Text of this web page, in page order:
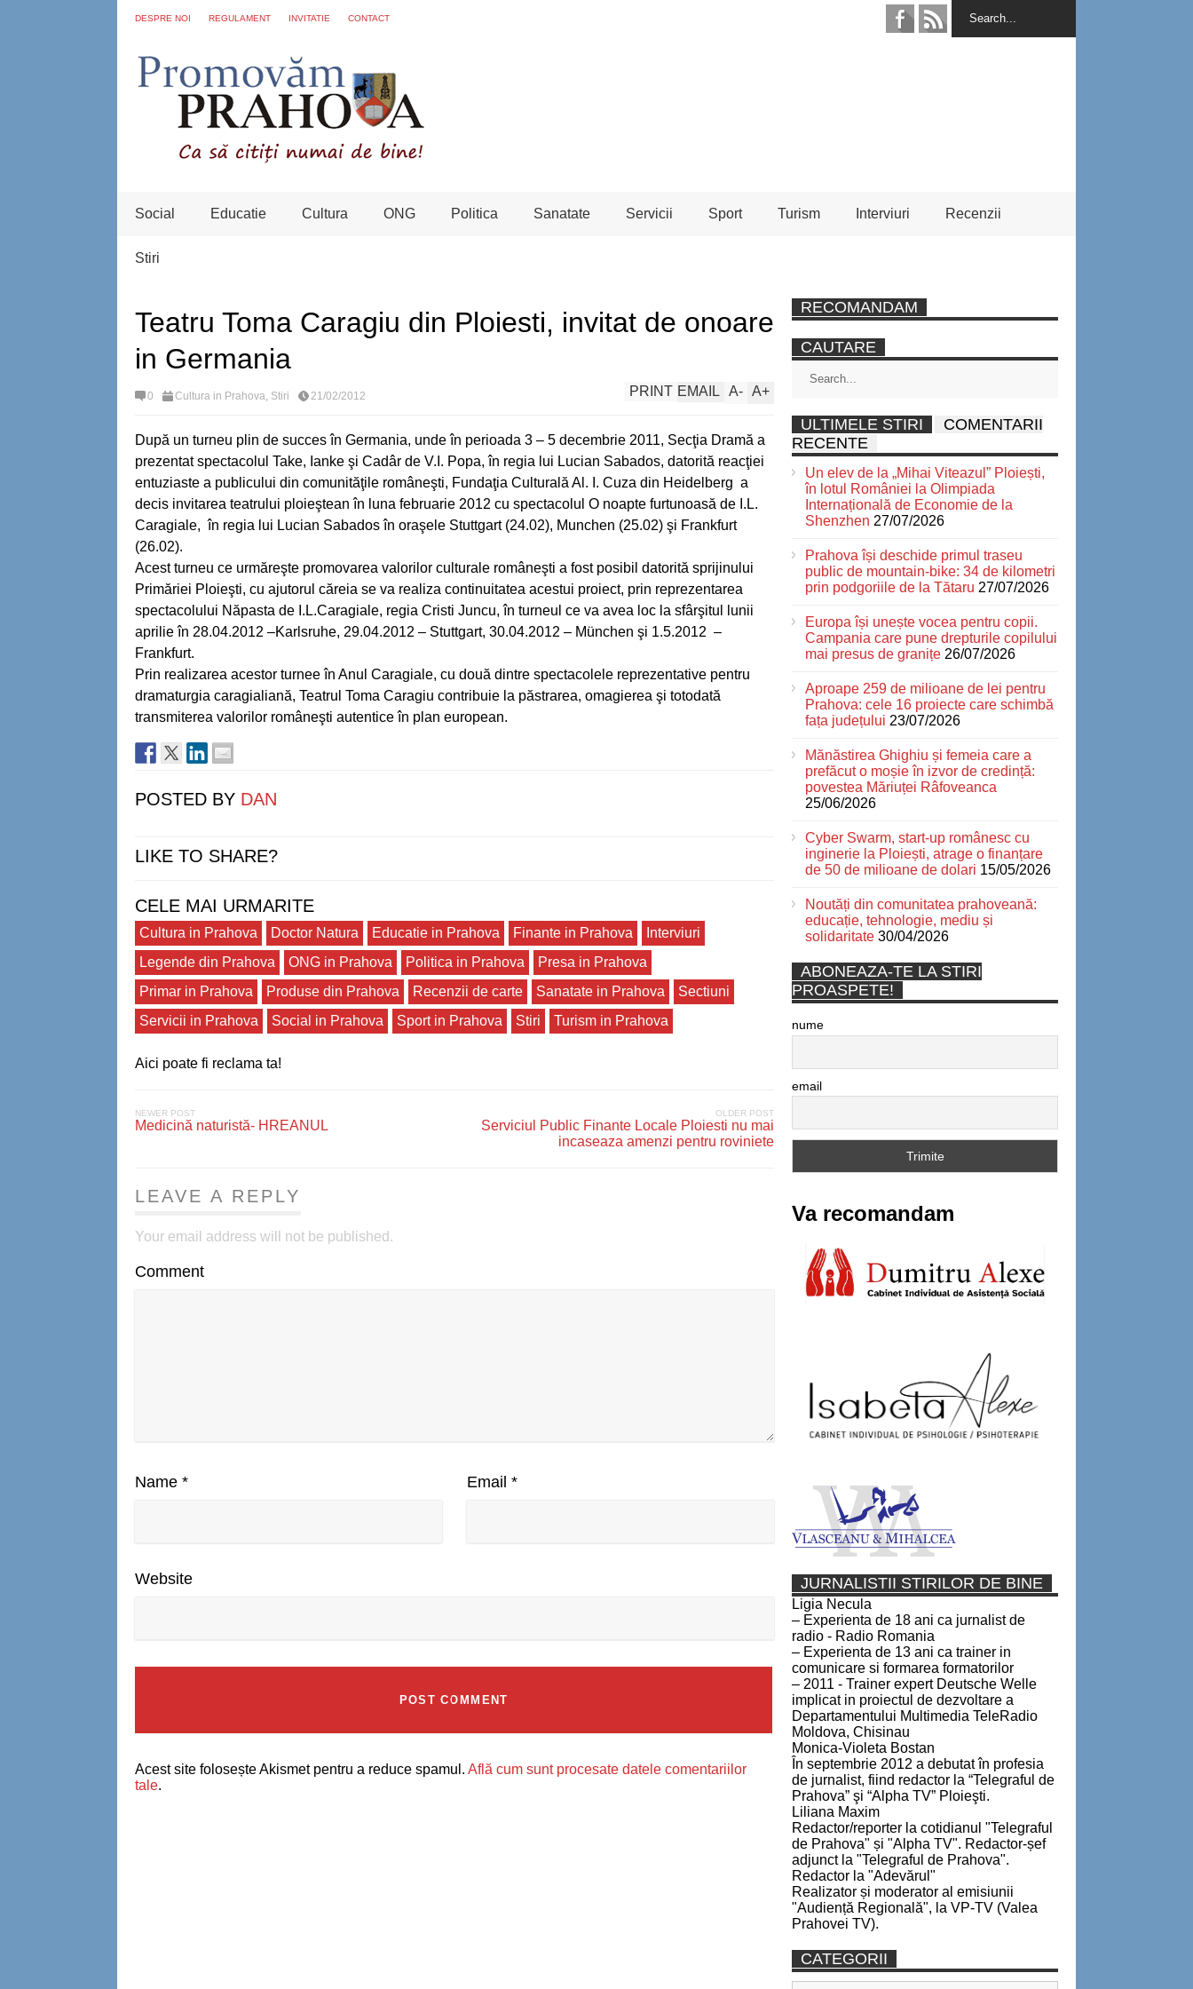
DESPRE NOI REGULAMENT INVITATIE CONTACT
Social Educatie Cultura ONG Politica Sanatate Servicii Sport Turism Interviuri Recenzii
Stiri
Teatru Toma Caragiu din Ploiesti, invitat de onoare
in Germania
0 Cultura in Prahova, Stiri 21/02/2012 A+
A-
EMAIL
PRINT
După un turneu plin de succes în Germania, unde în perioada 3 – 5 decembrie 2011, Secţia Dramă a
prezentat spectacolul Take, Ianke şi Cadâr de V.I. Popa, în regia lui Lucian Sabados, datorită reacţiei
entuziaste a publicului din comunităţile româneşti, Fundaţia Culturală Al. I. Cuza din Heidelberg a
decis invitarea teatrului ploieştean în luna februarie 2012 cu spectacolul O noapte furtunoasă de I.L.
Caragiale, în regia lui Lucian Sabados în oraşele Stuttgart (24.02), Munchen (25.02) şi Frankfurt
(26.02).
Acest turneu ce urmăreşte promovarea valorilor culturale româneşti a fost posibil datorită sprijinului
Primăriei Ploieşti, cu ajutorul căreia se va realiza continuitatea acestui proiect, prin reprezentarea
spectacolului Năpasta de I.L.Caragiale, regia Cristi Juncu, în turneul ce va avea loc la sfârşitul lunii
aprilie în 28.04.2012 –Karlsruhe, 29.04.2012 – Stuttgart, 30.04.2012 – München şi 1.5.2012 –
Frankfurt.
Prin realizarea acestor turnee în Anul Caragiale, cu două dintre spectacolele reprezentative pentru
dramaturgia caragialiană, Teatrul Toma Caragiu contribuie la păstrarea, omagierea şi totodată
transmiterea valorilor româneşti autentice în plan european.
POSTED BY DAN
LIKE TO SHARE?
CELE MAI URMARITE
Cultura in Prahova Doctor Natura Educatie in Prahova Finante in Prahova
Interviuri
Legende din Prahova
ONG in Prahova Politica in Prahova
Presa in Prahova
Primar in Prahova
Produse din Prahova Recenzii de carte Sanatate in Prahova
Sectiuni
Servicii in Prahova
Social in Prahova Sport in Prahova Stiri Turism in Prahova
Aici poate fi reclama ta!
NEWER POST
Medicină naturistă- HREANUL
OLDER POST
Serviciul Public Finante Locale Ploiesti nu mai
incaseaza amenzi pentru roviniete
LEAVE A REPLY
Your email address will not be published.
Comment
Name * Email*
Website
Acest site folosește Akismet pentru a reduce spamul. Află cum sunt procesate datele comentariilor
tale.
RECOMANDAM
CAUTARE
ULTIMELE STIRI
COMENTARII
RECENTE
Un elev de la „Mihai Viteazul” Ploiești,
în lotul României la Olimpiada
Internațională de Economie de la
Shenzhen 27/07/2026
Prahova își deschide primul traseu
public de mountain-bike: 34 de kilometri
prin podgoriile de la Tătaru 27/07/2026
Europa își unește vocea pentru copii.
Campania care pune drepturile copilului
mai presus de granițe 26/07/2026
Aproape 259 de milioane de lei pentru
Prahova: cele 16 proiecte care schimbă
fața județului 23/07/2026
Mănăstirea Ghighiu și femeia care a
prefăcut o moșie în izvor de credință:
povestea Măriuței Râfoveanca
25/06/2026
Cyber Swarm, start-up românesc cu
inginerie la Ploiești, atrage o finanțare
de 50 de milioane de dolari 15/05/2026
Noutăți din comunitatea prahoveană:
educație, tehnologie, mediu și
solidaritate 30/04/2026
ABONEAZA-TE LA STIRI
PROASPETE!
nume
email
Va recomandam
JURNALISTII STIRILOR DE BINE
Ligia Necula
– Experienta de 18 ani ca jurnalist de
radio - Radio Romania
– Experienta de 13 ani ca trainer in
comunicare si formarea formatorilor
– 2011 - Trainer expert Deutsche Welle
implicat in proiectul de dezvoltare a
Departamentului Multimedia TeleRadio
Moldova, Chisinau
Monica-Violeta Bostan
În septembrie 2012 a debutat în profesia
de jurnalist, fiind redactor la “Telegraful de
Prahova” şi “Alpha TV” Ploieşti.
Liliana Maxim
Redactor/reporter la cotidianul "Telegraful
de Prahova" și "Alpha TV". Redactor-șef
adjunct la "Telegraful de Prahova".
Redactor la "Adevărul"
Realizator și moderator al emisiunii
"Audiență Regională", la VP-TV (Valea
Prahovei TV).
CATEGORII
Categorii